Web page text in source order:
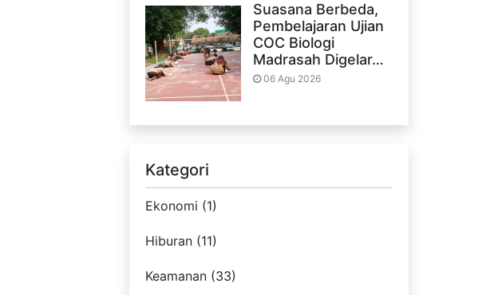
Suasana Berbeda,
Pembelajaran Ujian
COC Biologi
Madrasah Digelar…
06 Agu 2026
Kategori
Ekonomi (1)
Hiburan (11)
Keamanan (33)